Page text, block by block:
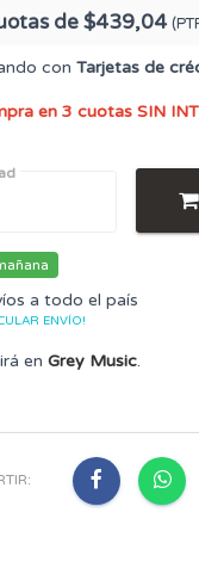
de$439,04
con Tarjetas de
en 3 cuotas SIN
a todo el país
ENVÍO!
en Grey Music.